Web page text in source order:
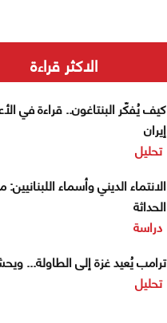
الاكثر قراءة
كيف يُفكّر البنتاغون.. قراءة في
إيران
تحليل
الانتماء الديني وأسماء
الحداثة
دراسة
ترامب يُعيد غزة إلى الطاولة...
تحليل